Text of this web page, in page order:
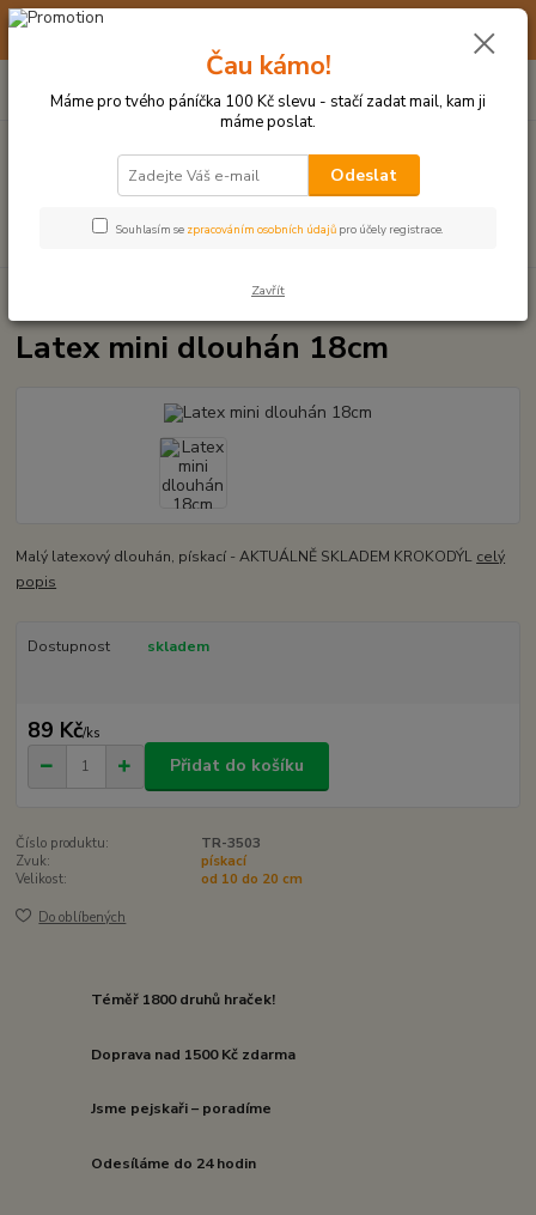
☀️ 10. - 14. SRPNA 2026 MÁME DOVOLENOU ☀️ OBJEDNÁVKY
Hledat
po–pá: 9–17 hod.
za0 Kč
Latex mini dlouhán 18cm
Latex mini dlouhán 18cm
Malý latexový dlouhán, pískací - AKTUÁLNĚ SKLADEM KROKODÝL celý
popis
Dostupnost skladem
89 Kč/ks
Přidat do košíku
Číslo produktu:
TR-3503
Zvuk:
pískací
Velikost:
od 10 do 20 cm
Do oblíbených
Téměř 1800 druhů hraček!
Doprava nad 1500 Kč zdarma
Jsme pejskaři – poradíme
Odesíláme do 24 hodin
Čau kámo!
Máme pro tvého páníčka 100 Kč slevu - stačí zadat mail, kam ji
máme poslat.
Odeslat
Souhlasím se zpracováním osobních údajů pro účely registrace.
Zavřít